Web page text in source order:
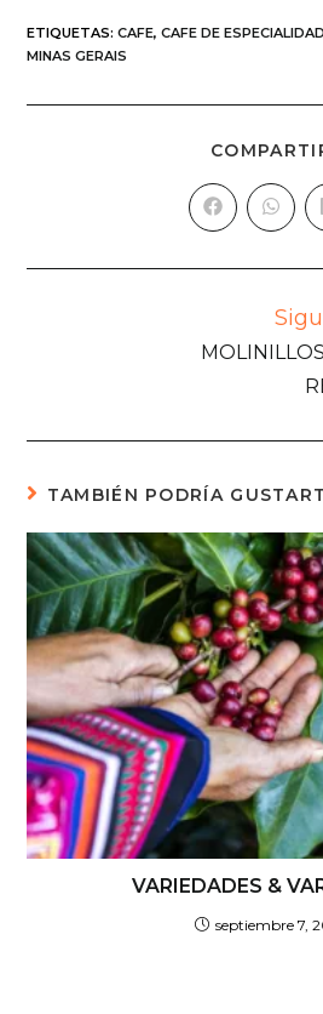
ETIQUETAS:CAFE, CAFE DE
MINAS GERAIS
TAMBIÉN PODRÍA
VARIEDADES &
septiembre 7,